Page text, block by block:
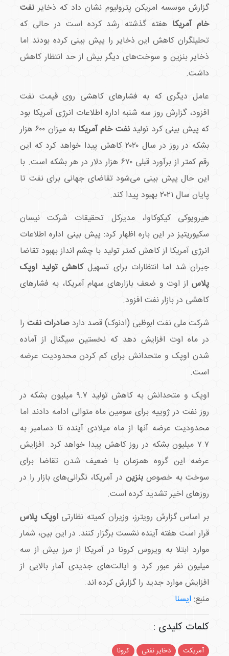
گزارش موسسه امریکن پترولیوم نشان داد که ذخایرنفت
خام آمریکا هفته گذشته رشد کرده است در حالی که
تحلیلگران کاهش این ذخایر را پیش بینی کرده بودند اما
ذخایر بنزین و سوخت‌های دیگر بیش از حد انتظار کاهش
داشت.
عامل دیگری که به فشارهای کاهشی روی قیمت نفت
افزود، گزارش روز سه شنبه اداره اطلاعات انرژی آمریکا بود
که پیش بینی کرد تولیدنفت خام آمریکا
به میزان ۶۰۰ هزار
بشکه در روز در سال ۲۰۲۰ کاهش پیدا خواهد کرد که این
رقم کمتر از برآورد قبلی ۶۷۰ هزار دلار در هر بشکه است. با
این حال پیش بینی می‌شود تقاضای جهانی برای نفت تا
پایان سال ۲۰۲۱ بهبود پیدا کند.
هیرویوکی کیکوکاوا، مدیرکل تحقیقات شرکت نیسان
سکیوریتیز در این باره اظهار کرد: پیش بینی اداره اطلاعات
انرژی آمریکا از کاهش کمتر تولید با چشم انداز بهبود تقاضا
جبران شد اما انتظارات برای تسهیلکاهش تولید اوپک
پلاساز اوت و ضعف بازارهای سهام آمریکا، به فشارهای
کاهشی در بازار نفت افزود.
شرکت ملی نفت ابوظبی (ادنوک) قصد داردصادرات نفت را
در ماه اوت افزایش دهد که نخستین سیگنال از آماده
شدن اوپک و متحدانش برای کم کردن محدودیت عرضه
است.
اوپک و متحدانش به کاهش تولید ۹.۷ میلیون بشکه در
روز نفت در ژوییه برای سومین ماه متوالی ادامه دادند اما
محدودیت عرضه آنها از ماه میلادی آینده تا دسامبر به
۷.۷ میلیون بشکه در روز کاهش پیدا خواهد کرد. افزایش
عرضه این گروه همزمان با ضعیف شدن تقاضا برای
سوخت به خصوصبنزیندر آمریکا، نگرانی‌های بازار را در
روزهای اخیر تشدید کرده است.
بر اساس گزارش رویترز، وزیران کمیته نظارتیاوپک پلاس
قرار است هفته آینده نشست برگزار کنند. در این بین، شمار
موارد ابتلا به ویروس کرونا در آمریکا از مرز بیش از سه
میلیون نفر عبور کرد و ایالت‌های جدیدی آمار بالایی از
افزایش موارد جدید را گزارش کرده اند.
منبع: ایسنا
کلمات کلیدی :
آمریکت ذخایر نفتی کرونا